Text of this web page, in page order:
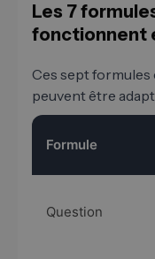
Les 7
fonctionnent
Ces sept formules
peuvent être
Formule
Question